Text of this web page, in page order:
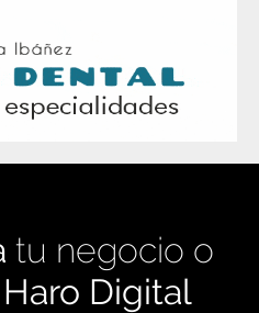
tu negocio o
Haro Digital